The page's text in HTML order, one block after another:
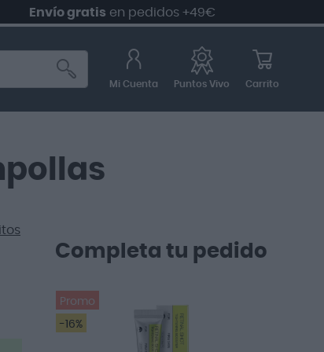
gratisen pedidos +49€
Mi Cuenta Puntos Vivo Carrito
Completa tu pedido
Promo
-16%